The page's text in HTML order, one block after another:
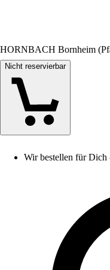
HORNBACH Bornheim
Nicht reservierbar
Wir bestellen für Dich